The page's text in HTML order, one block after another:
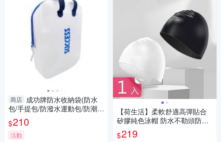
商店 成功牌防水收納袋(防水
包/手提包/防潑水運動包/防潮收
納)
$210
活動
【荷生活】柔軟舒適高彈貼合
矽膠純色泳帽 防水不勒頭防水
彈力游泳帽-1入組
$219